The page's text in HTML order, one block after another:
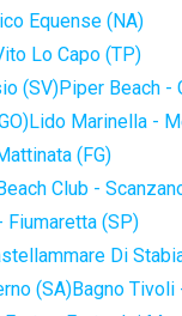
Equense (NA)
Lo Capo (TP)
(SV)Piper Beach -
Lido Marinella -
(FG)
Club -
Fiumaretta (SP)
Di
(SA)Bagno Tivoli